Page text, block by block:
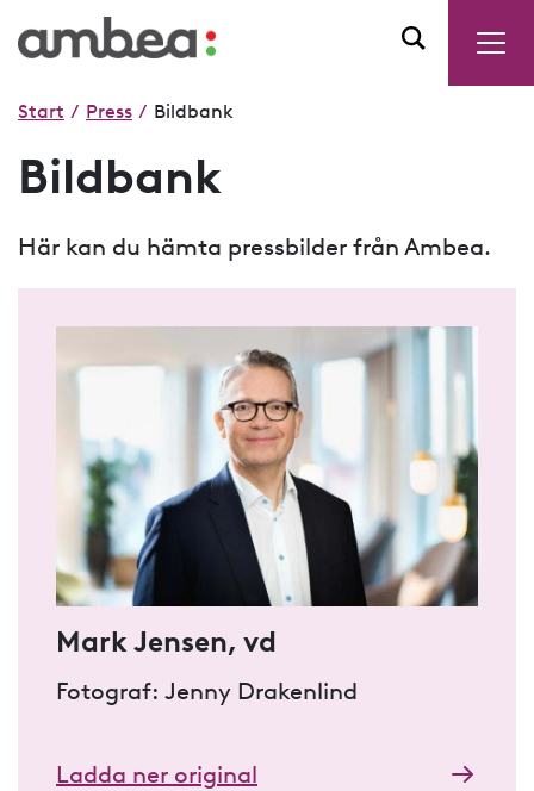
Start / Press / Bildbank
Bildbank
Här kan du hämta pressbilder från Ambea.
Mark Jensen, vd
Fotograf: Jenny Drakenlind
Ladda ner original